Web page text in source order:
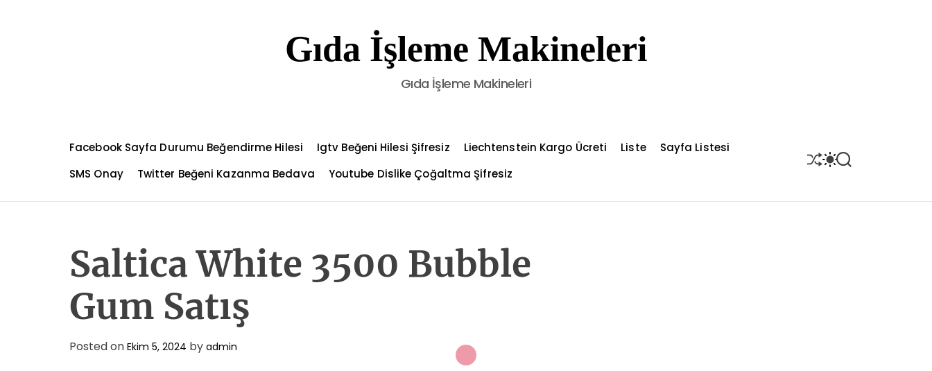
t
Gıda İşleme Makineleri
Gıda İşleme Makineleri
Facebook Sayfa Durumu Beğendirme Hilesi Igtv Beğeni Hilesi Şifresiz Liechtenstein Kargo Ücreti Liste
Sayfa Listesi
SMS Onay
Twitter Beğeni Kazanma Bedava Youtube Dislike Çoğaltma Şifresiz
S
H
S
W
S
E
Saltica White 3500 Bubble
Gum Satış
Posted on Ekim 5, 2024 by admin